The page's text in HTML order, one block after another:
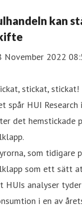
kan
November 2022
stickat,
spår HUI
det hemstickade
som tidigare
som ett sätt
HUIs analyser
i en av